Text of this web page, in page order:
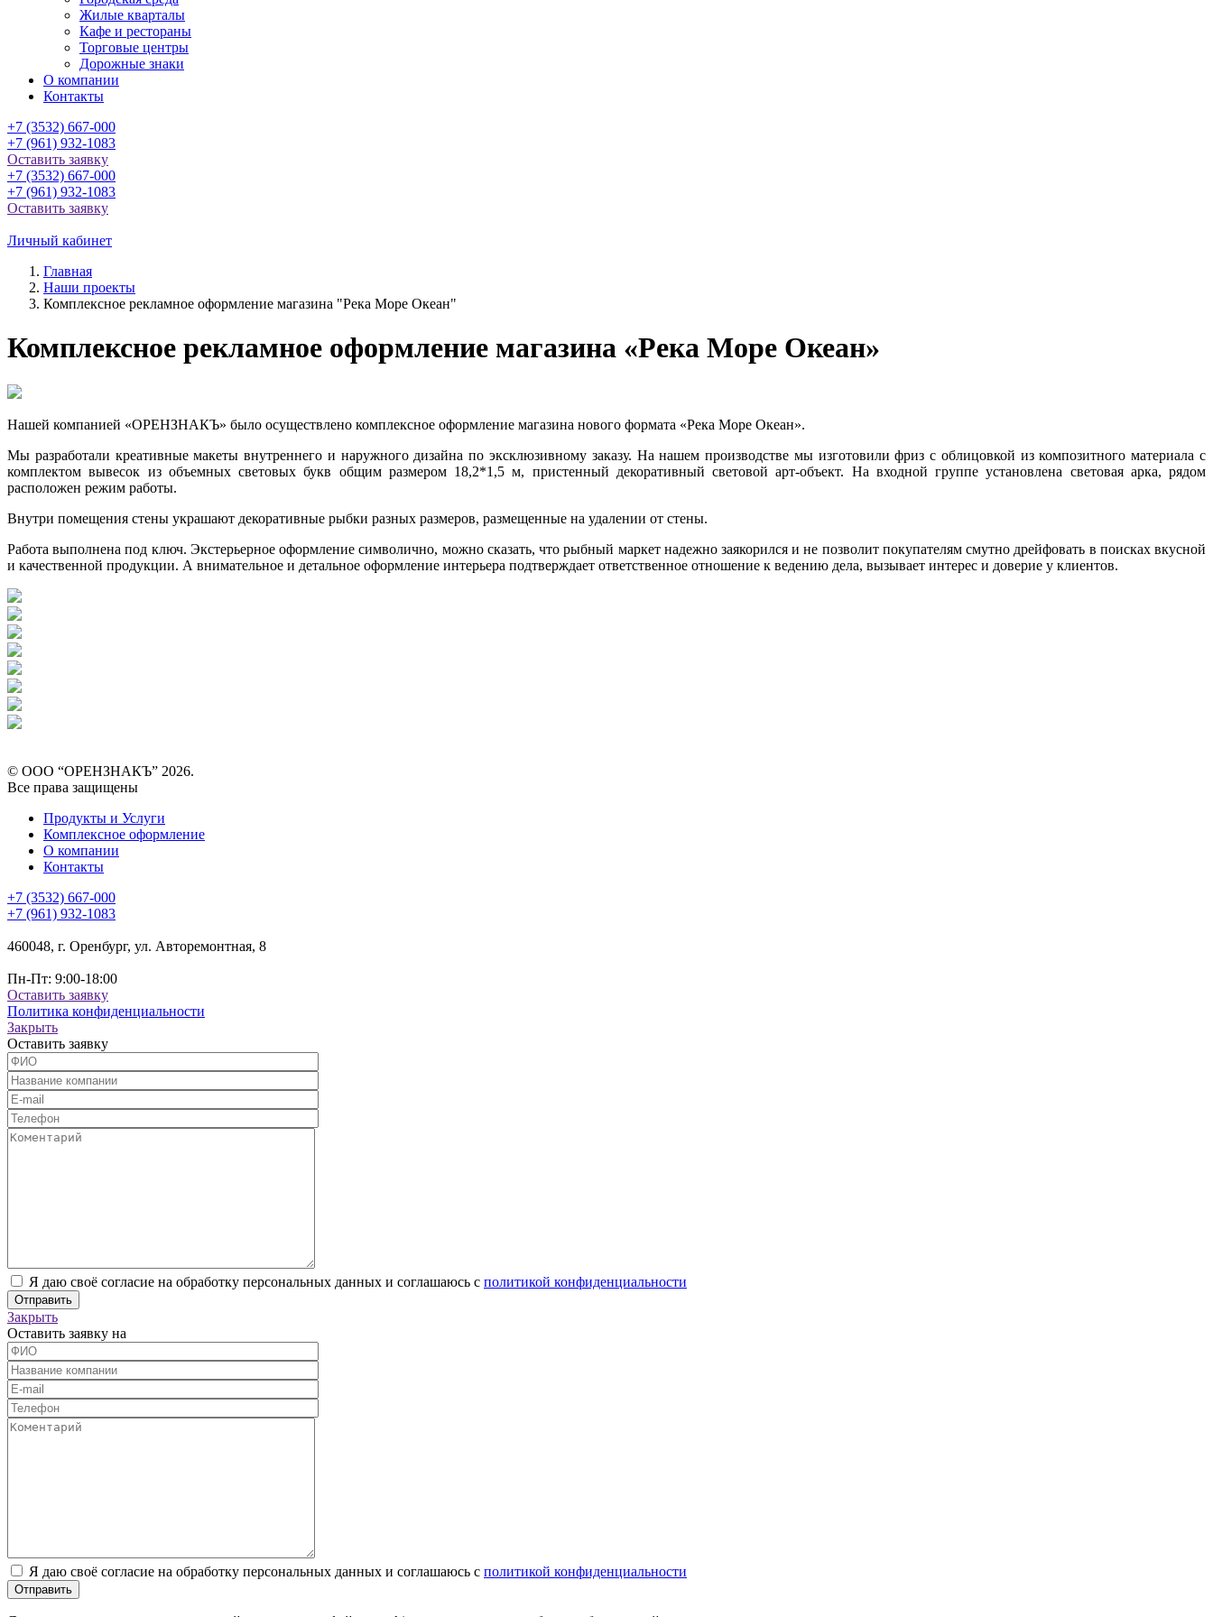
Жилые кварталы
Кафе и рестораны
Торговые центры
Дорожные знаки
О компании
Контакты
+7 (3532) 667-000
+7 (961) 932-1083
Оставить заявку
+7 (3532) 667-000
+7 (961) 932-1083
Оставить заявку
Личный кабинет
Главная
Наши проекты
Комплексное рекламное оформление магазина "Река Море Океан"
Комплексное рекламное оформление магазина «Река Море Океан»
Нашей компанией «ОРЕНЗНАКЪ» было осуществлено комплексное оформление магазина нового формата «Река Море Океан».
Мы разработали креативные макеты внутреннего и наружного дизайна по эксклюзивному заказу. На нашем производстве мы изготовили фриз с облицовкой из композитного материала с
комплектом вывесок из объемных световых букв общим размером 18,2*1,5 м, пристенный декоративный световой арт-объект. На входной группе установлена световая арка, рядом
расположен режим работы.
Внутри помещения стены украшают декоративные рыбки разных размеров, размещенные на удалении от стены.
Работа выполнена под ключ. Экстерьерное оформление символично, можно сказать, что рыбный маркет надежно заякорился и не позволит покупателям смутно дрейфовать в поисках вкусной
и качественной продукции. А внимательное и детальное оформление интерьера подтверждает ответственное отношение к ведению дела, вызывает интерес и доверие у клиентов.
© ООО “ОРЕНЗНАКЪ” 2026.
Все права защищены
Продукты и Услуги
Комплексное оформление
О компании
Контакты
+7 (3532) 667-000
+7 (961) 932-1083
460048, г. Оренбург, ул. Авторемонтная, 8
Пн-Пт: 9:00-18:00
Оставить заявку
Политика конфиденциальности
Закрыть
Оставить заявку
Я даю своё согласие на обработку персональных данных и соглашаюсь с политикой конфиденциальности
Закрыть
Оставить заявку на
Я даю своё согласие на обработку персональных данных и соглашаюсь с политикой конфиденциальности